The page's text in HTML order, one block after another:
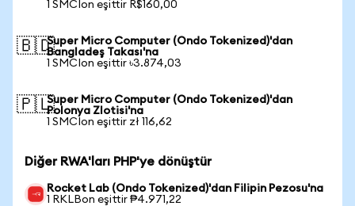
1 SMCIon eşittir R$160,00
🇧🇩Super Micro Computer (Ondo Tokenized)'dan
Bangladeş Takası'na
1 SMCIon eşittir ৳3.874,03
🇵🇱Super Micro Computer (Ondo Tokenized)'dan
Polonya Zlotisi'na
1 SMCIon eşittir zł 116,62
Diğer RWA'ları PHP'ye dönüştür
Rocket Lab (Ondo Tokenized)'dan Filipin Pezosu'na
1 RKLBon eşittir ₱4.971,22